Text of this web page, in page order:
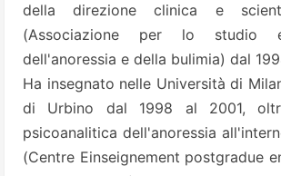
della direzione clinica e
(Associazione per lo studio
dell'anoressia e della bulimia) dal
Ha insegnato nelle Università di
di Urbino dal 1998 al 2001,
psicoanalitica dell'anoressia
(Centre Einseignement postgradue